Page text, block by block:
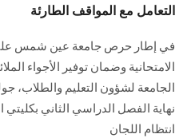
سجل
التعامل مع المواقف الطارئة
في إطار حرص جامعة عين شمس على
الامتحانية وضمان توفير الأجواء
الجامعة لشؤون التعليم والطلاب،
نهاية الفصل الدراسي الثاني بكليتي
انتظام اللجان